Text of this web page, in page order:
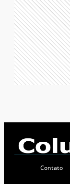
Contato